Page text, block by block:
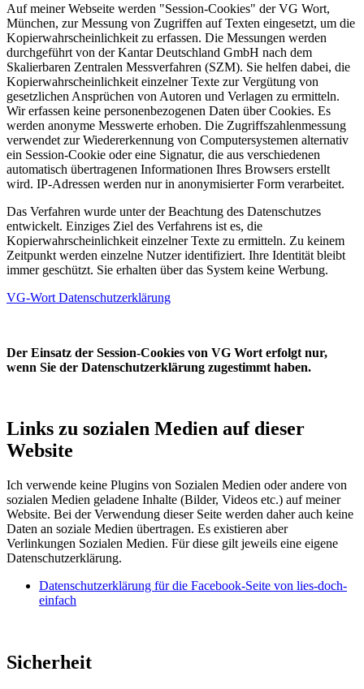
Auf meiner Webseite werden "Session-Cookies" der VG Wort,
München, zur Messung von Zugriffen auf Texten eingesetzt, um die
Kopierwahrscheinlichkeit zu erfassen. Die Messungen werden
durchgeführt von der Kantar Deutschland GmbH nach dem
Skalierbaren Zentralen Messverfahren (SZM). Sie helfen dabei, die
Kopierwahrscheinlichkeit einzelner Texte zur Vergütung von
gesetzlichen Ansprüchen von Autoren und Verlagen zu ermitteln.
Wir erfassen keine personenbezogenen Daten über Cookies. Es
werden anonyme Messwerte erhoben. Die Zugriffszahlenmessung
verwendet zur Wiedererkennung von Computersystemen alternativ
ein Session-Cookie oder eine Signatur, die aus verschiedenen
automatisch übertragenen Informationen Ihres Browsers erstellt
wird. IP-Adressen werden nur in anonymisierter Form verarbeitet.
Das Verfahren wurde unter der Beachtung des Datenschutzes
entwickelt. Einziges Ziel des Verfahrens ist es, die
Kopierwahrscheinlichkeit einzelner Texte zu ermitteln. Zu keinem
Zeitpunkt werden einzelne Nutzer identifiziert. Ihre Identität bleibt
immer geschützt. Sie erhalten über das System keine Werbung.
VG-Wort Datenschutzerklärung
Der Einsatz der Session-Cookies von VG Wort erfolgt nur,
wenn Sie der Datenschutzerklärung zugestimmt haben.
Links zu sozialen Medien auf dieser
Website
Ich verwende keine Plugins von Sozialen Medien oder andere von
sozialen Medien geladene Inhalte (Bilder, Videos etc.) auf meiner
Website. Bei der Verwendung dieser Seite werden daher auch keine
Daten an soziale Medien übertragen. Es existieren aber
Verlinkungen Sozialen Medien. Für diese gilt jeweils eine eigene
Datenschutzerklärung.
Datenschutzerklärung für die Facebook-Seite von lies-doch-
einfach
Sicherheit